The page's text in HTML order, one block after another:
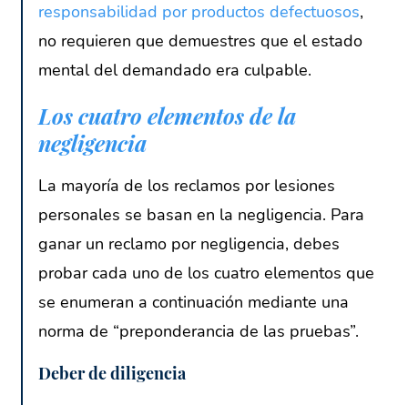
responsabilidad por productos defectuosos,
no requieren que demuestres que el estado
mental del demandado era culpable.
Los cuatro elementos de la
negligencia
La mayoría de los reclamos por lesiones
personales se basan en la negligencia. Para
ganar un reclamo por negligencia, debes
probar cada uno de los cuatro elementos que
se enumeran a continuación mediante una
norma de “preponderancia de las pruebas”.
Deber de diligencia